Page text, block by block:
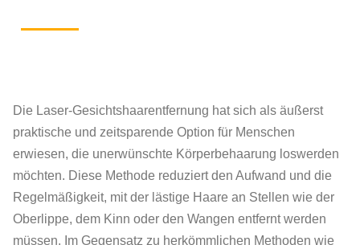
Die Laser-Gesichtshaarentfernung hat sich als äußerst
praktische und zeitsparende Option für Menschen
erwiesen, die unerwünschte Körperbehaarung loswerden
möchten. Diese Methode reduziert den Aufwand und die
Regelmäßigkeit, mit der lästige Haare an Stellen wie der
Oberlippe, dem Kinn oder den Wangen entfernt werden
müssen. Im Gegensatz zu herkömmlichen Methoden wie